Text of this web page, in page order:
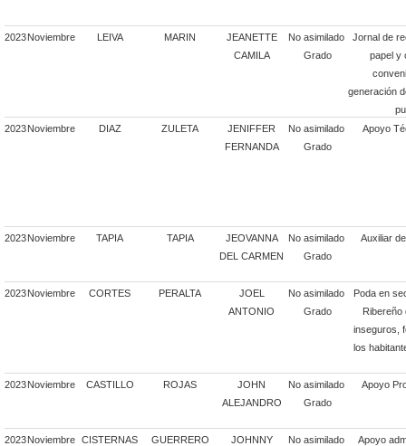
2023Noviembre LEIVA MARIN
JEANETTE
CAMILA
No asimilado
Grado
Jornal de
papel y
generación
2023Noviembre DIAZ ZULETA
JENIFFER
FERNANDA
No asimilado
Grado
Apoyo
2023Noviembre TAPIA TAPIA
JEOVANNA
DEL CARMEN
No asimilado
Grado
Auxiliar
2023Noviembre CORTES PERALTA
JOEL
ANTONIO
No asimilado
Grado
Poda en
Ribereño
inseguros,
los
2023Noviembre CASTILLO ROJAS
JOHN
ALEJANDRO
No asimilado
Grado
Apoyo
2023Noviembre CISTERNAS GUERRERO
JOHNNY
No asimilado
Apoyo